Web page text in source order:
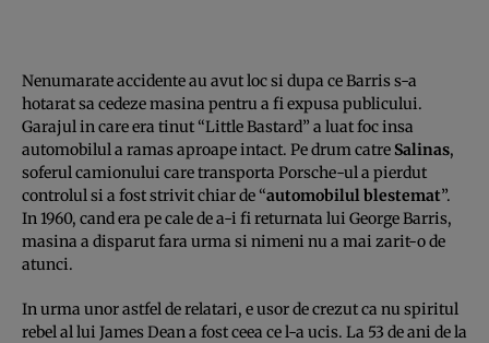
Nenumarate accidente au avut loc si dupa ce Barris s-a
hotarat sa cedeze masina pentru a fi expusa publicului.
Garajul in care era tinut “Little Bastard” a luat foc insa
automobilul a ramas aproape intact. Pe drum catre Salinas,
soferul camionului care transporta Porsche-ul a pierdut
controlul si a fost strivit chiar de “automobilul blestemat”.
In 1960, cand era pe cale de a-i fi returnata lui George Barris,
masina a disparut fara urma si nimeni nu a mai zarit-o de
atunci.
In urma unor astfel de relatari, e usor de crezut ca nu spiritul
rebel al lui James Dean a fost ceea ce l-a ucis. La 53 de ani de la